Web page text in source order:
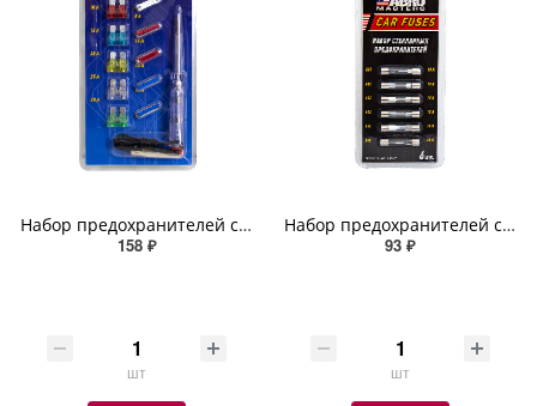
Набор предохранителей с индикаторной отверткой (Флажковые:10,15,20,25,30 А; Евро: 8,16,25 А) 10 шт.
158 ₽
шт
Набор предохранителей стеклянных (AGC: 10, 15, 30 A) 6 шт. ABRO MASTERS
93 ₽
шт